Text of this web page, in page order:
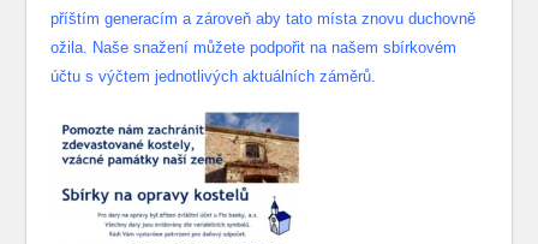
příštím generacím a zároveň aby tato místa znovu duchovně
ožila. Naše snažení můžete podpořit na našem sbírkovém
účtu s výčtem jednotlivých aktuálních záměrů.